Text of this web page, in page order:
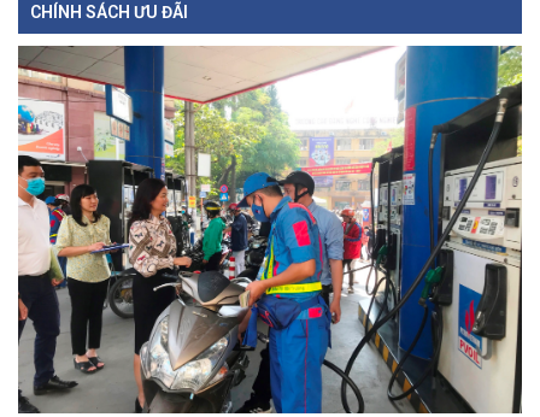
CHÍNH SÁCH ƯU ĐÃI